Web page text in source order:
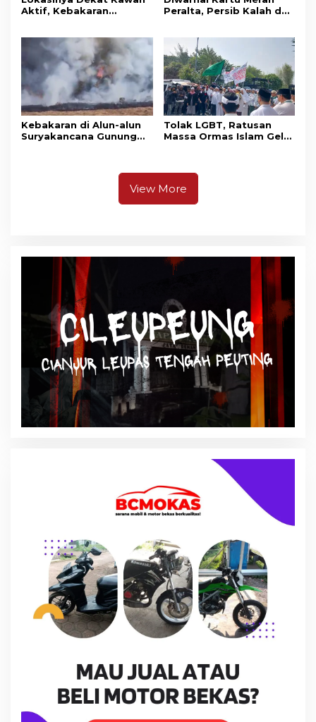
Aktif, Kebakaran
Pangrango
Peralta, Persib Kalah dari
Kebakaran di Alun-alun
Suryakancana Gunung
Tolak LGBT, Ratusan
Massa Ormas Islam Gelar
View More